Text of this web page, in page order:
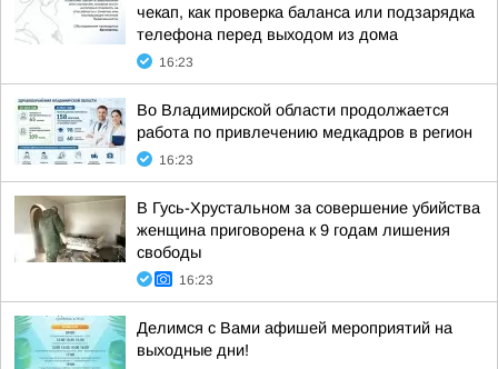
чекап, как проверка баланса или подзарядка
телефона перед выходом из дома
16:23
Во Владимирской области продолжается
работа по привлечению медкадров в регион
16:23
В Гусь-Хрустальном за совершение убийства
женщина приговорена к 9 годам лишения
свободы
16:23
Делимся с Вами афишей мероприятий на
выходные дни!